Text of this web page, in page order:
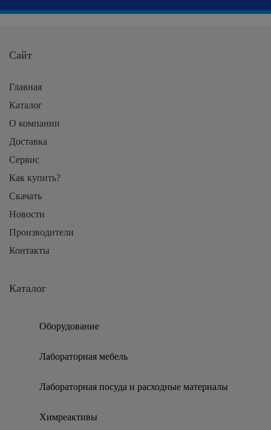
Сайт
Главная
Каталог
О компании
Доставка
Сервис
Как купить?
Скачать
Новости
Производители
Контакты
Каталог
Оборудование
Лабораторная мебель
Лабораторная посуда и расходные материалы
Химреактивы